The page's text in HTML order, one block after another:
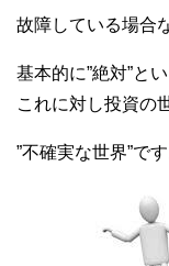
故障している場合
基本的に”絶対”と
これに対し投資の
”不確実な世界”です